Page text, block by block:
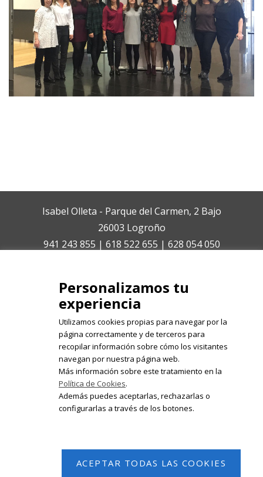
Isabel Olleta - Parque del Carmen, 2 Bajo
26003 Logroño
941 243 855 | 618 522 655 | 628 054 050
Registrate en nuestro boletín de
noticias
Personalizamos tu
experiencia
Utilizamos cookies propias para navegar por la
página correctamente y de terceros para
recopilar información sobre cómo los visitantes
navegan por nuestra página web.
Más información sobre este tratamiento en la
Política de Cookies.
Además puedes aceptarlas, rechazarlas o
configurarlas a través de los botones.
ACEPTAR TODAS LAS COOKIES